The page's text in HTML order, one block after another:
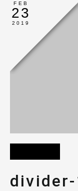
FEB
23
2019
divider-